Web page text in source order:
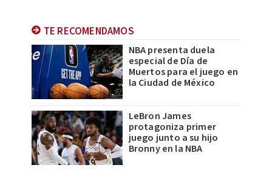
TE RECOMENDAMOS
NBA presenta duela
especial de Día de
Muertos para el juego en
la Ciudad de México
LeBron James
protagoniza primer
juego junto a su hijo
Bronny en la NBA